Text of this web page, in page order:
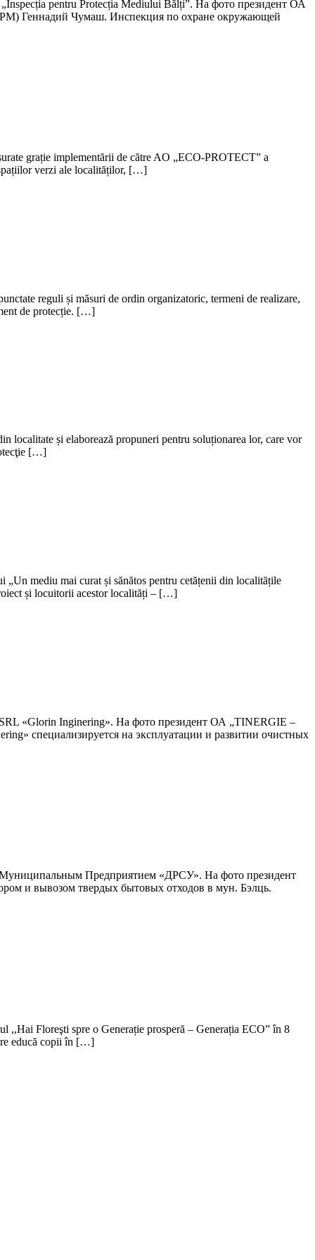
pentru Protecția Mediului Bălți”. На фото президент ОА
Геннадий Чумаш. Инспекция по охране окружающей
grație implementării de către AO „ECO-PROTECT” a
verzi ale localităților, […]
reguli și măsuri de ordin organizatoric, termeni de realizare,
de protecție. […]
localitate și elaborează propuneri pentru soluționarea lor, care vor
[…]
mediu mai curat și sănătos pentru cetățenii din localitățile
și locuitorii acestor localități – […]
«Glorin Inginering». На фото президент ОА „TINERGIE –
специализируется на эксплуатации и развитии очистных
Муниципальным Предприятием «ДРСУ». На фото президент
и вывозом твердых бытовых отходов в мун. Бэлць.
Floreşti spre o Generație prosperă – Generația ECO” în 8
educă copii în […]